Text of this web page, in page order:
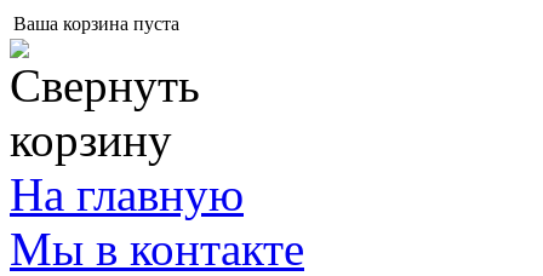
Ваша корзина пуста
На главную
Мы в контакте